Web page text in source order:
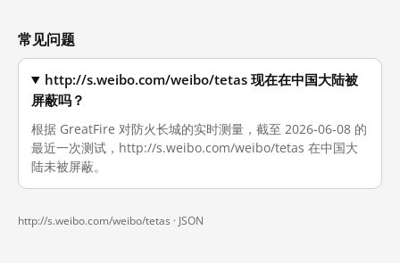
常见问题
http://s.weibo.com/weibo/tetas 现在在中国大陆被
屏蔽吗？
根据 GreatFire 对防火长城的实时测量，截至 2026-06-08 的
最近一次测试，http://s.weibo.com/weibo/tetas 在中国大
陆未被屏蔽。
http://s.weibo.com/weibo/tetas · JSON